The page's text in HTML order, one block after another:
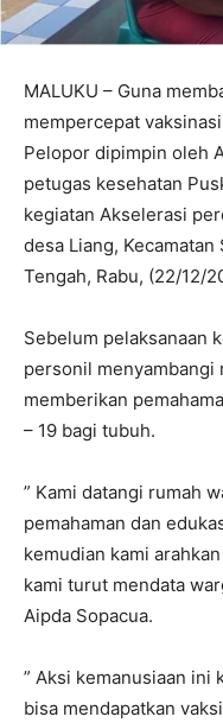
MALUKU – Guna
mempercepat
Pelopor dipimpin oleh
petugas kesehatan
kegiatan Akselerasi
desa Liang,
Tengah, Rabu, (22/12/
Sebelum pelaksanaan
personil menyambangi
memberikan
– 19 bagi tubuh.
” Kami datangi rumah
pemahaman dan
kemudian kami
kami turut mendata
Aipda Sopacua.
” Aksi kemanusiaan ini
bisa mendapatkan